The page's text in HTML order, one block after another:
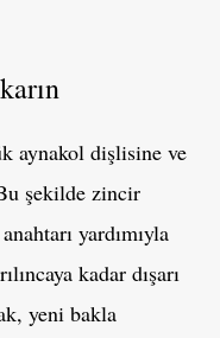
aynakol dişlisine ve
şekilde zincir
yardımıyla
kadar dışarı
yeni bakla